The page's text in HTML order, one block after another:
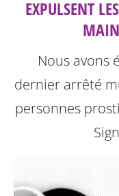
EXPULSENT
Nous avons
dernier arrêté
personnes